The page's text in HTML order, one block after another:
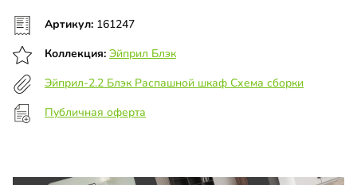
Артикул: 161247
Коллекция: Эйприл Блэк
Эйприл-2.2 Блэк Распашной шкаф Схема сборки
Публичная оферта